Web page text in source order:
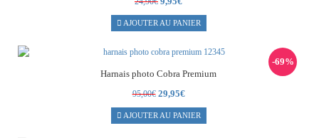
prix
initial
24,90€.
prix
actuel
9,95€.
AJOUTER AU PANIER
Harnais photo Cobra Premium
95,00€ Le
prix
initial
29,95€Le
prix
actuel
-69%
AJOUTER AU PANIER